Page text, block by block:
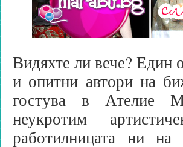
Видяхте ли вече? Един
и опитни автори на
гостува в Ателие
неукротим
работилницата ни